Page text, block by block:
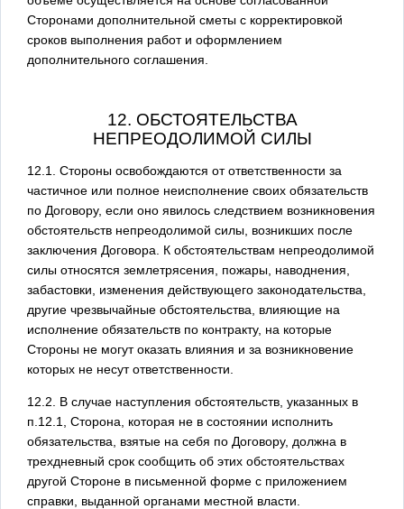
Сторонами дополнительной сметы с корректировкой
сроков выполнения работ и оформлением
дополнительного соглашения.
12. ОБСТОЯТЕЛЬСТВА
НЕПРЕОДОЛИМОЙ СИЛЫ
12.1. Стороны освобождаются от ответственности за
частичное или полное неисполнение своих обязательств
по Договору, если оно явилось следствием возникновения
обстоятельств непреодолимой силы, возникших после
заключения Договора. К обстоятельствам непреодолимой
силы относятся землетрясения, пожары, наводнения,
забастовки, изменения действующего законодательства,
другие чрезвычайные обстоятельства, влияющие на
исполнение обязательств по контракту, на которые
Стороны не могут оказать влияния и за возникновение
которых не несут ответственности.
12.2. В случае наступления обстоятельств, указанных в
п.12.1, Сторона, которая не в состоянии исполнить
обязательства, взятые на себя по Договору, должна в
трехдневный срок сообщить об этих обстоятельствах
другой Стороне в письменной форме с приложением
справки, выданной органами местной власти.